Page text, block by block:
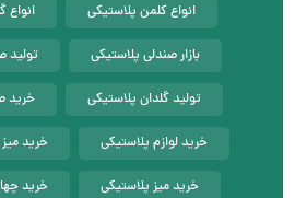
انواع کلمن پلاستیکی انواع
بازار صندلی پلاستیکی تولید
تولید گلدان پلاستیکی خرید
خرید لوازم پلاستیکی خرید
خرید میز پلاستیکی خرید